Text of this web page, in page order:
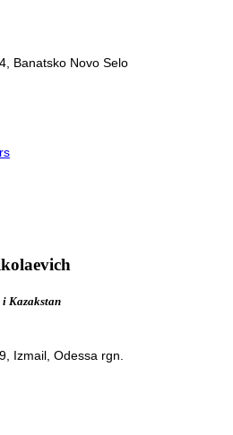
Banatsko Novo Selo
Kazakstan
Izmail, Odessa rgn.